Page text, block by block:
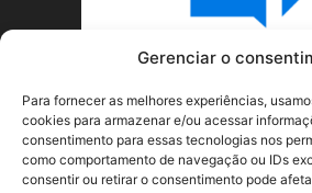
Gerenciar o
Para fornecer as melhores experiências,
cookies para armazenar e/ou acessar
consentimento para essas tecnologias nos
como comportamento de navegação ou IDs
consentir ou retirar o consentimento pode